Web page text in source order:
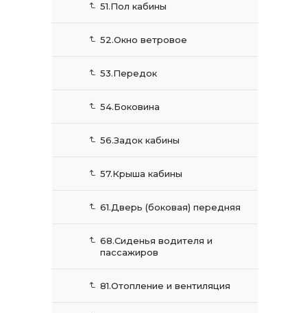
51.Пол кабины
52.Окно ветровое
53.Передок
54.Боковина
56.Задок кабины
57.Крыша кабины
61.Дверь (боковая) передняя
68.Сиденья водителя и
пассажиров
81.Отопление и вентиляция